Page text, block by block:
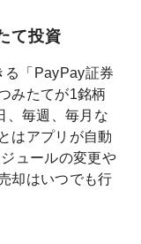
て投資
る「PayPay証券
みたてが1銘柄
、毎週、毎月な
はアプリが自動
ュールの変更や
却はいつでも行